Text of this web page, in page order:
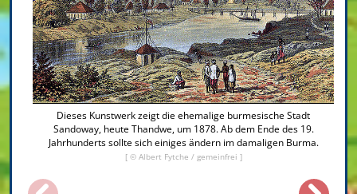
Dieses Kunstwerk zeigt die ehemalige burmesische Stadt
Sandoway, heute Thandwe, um 1878. Ab dem Ende des 19.
Jahrhunderts sollte sich einiges ändern im damaligen Burma.
[ © Albert Fytche / gemeinfrei ]